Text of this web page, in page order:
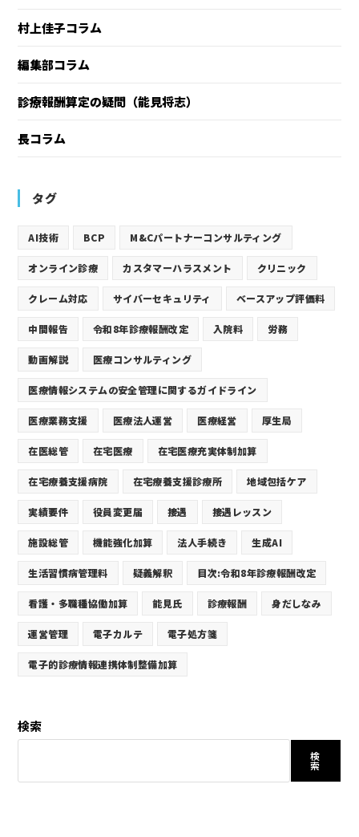
村上佳子コラム
編集部コラム
診療報酬算定の疑問（能見将志）
長コラム
タグ
AI技術 BCP M&Cパートナーコンサルティング
オンライン診療 カスタマーハラスメント クリニック
クレーム対応 サイバーセキュリティ ベースアップ評価料
中間報告 令和8年診療報酬改定 入院料 労務
動画解説 医療コンサルティング
医療情報システムの安全管理に関するガイドライン
医療業務支援 医療法人運営 医療経営 厚生局
在医総管 在宅医療 在宅医療充実体制加算
在宅療養支援病院 在宅療養支援診療所 地域包括ケア
実績要件 役員変更届 接遇 接遇レッスン
施設総管 機能強化加算 法人手続き 生成AI
生活習慣病管理料 疑義解釈 目次:令和8年診療報酬改定
看護・多職種協働加算 能見氏 診療報酬 身だしなみ
運営管理 電子カルテ 電子処方箋
電子的診療情報連携体制整備加算
検索
検
索